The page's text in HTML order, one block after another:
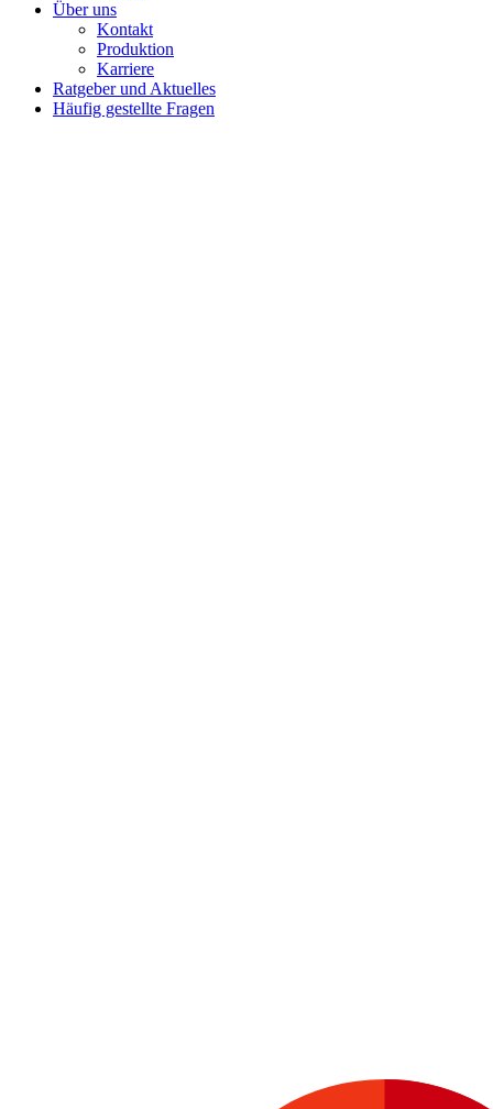
Über uns
Kontakt
Produktion
Karriere
Ratgeber und Aktuelles
Häufig gestellte Fragen